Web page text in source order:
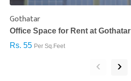
Gothatar
Office Space for Rent at Gothatar
Rs. 55 Per Sq.Feet
‹ ›